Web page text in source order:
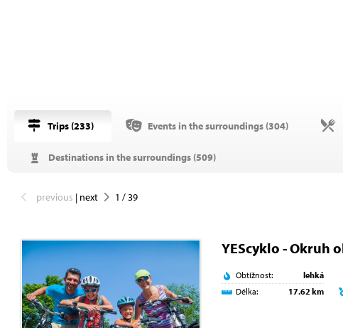
Trips (233) Events in the surroundings (304)
Destinations in the surroundings (509)
previous | next 1 /39
YEScyklo - Okruh
Obtížnost:
lehká
Délka:
17.62 km